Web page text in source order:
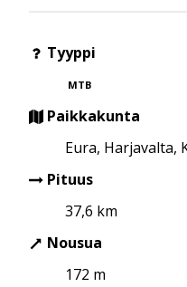
Tyyppi
MTB
Paikkakunta
Eura, Harjavalta,
Pituus
37,6 km
Nousua
172 m